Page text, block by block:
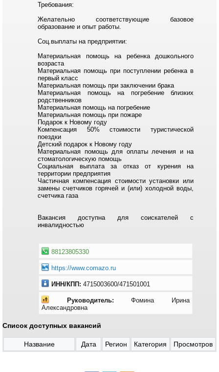
Требования:
Желательно соответствующие базовое
образование и опыт работы.
Соц.выплаты на предприятии:
Материальная помощь на ребенка дошкольного
возраста
Материальная помощь при поступлении ребенка в
первый класс
Материальная помощь при заключении брака
Материальная помощь на погребение близких
родственников
Материальная помощь на погребение
Материальная помощь при пожаре
Подарок к Новому году
Компенсация 50% стоимости туристической
поездки
Детский подарок к Новому году
Материальная помощь для оплаты лечения и на
стоматологическую помощь
Социальная выплата за отказ от курения на
территории предприятия
Частичная компенсация стоимости установки или
замены счетчиков горячей и (или) холодной воды,
счетчика газа
Вакансия доступна для соискателей с
инвалидностью
88123805330
https://www.comazo.ru
ИНН/КПП: 4715003600/471501001
Руководитель: Фомина Ирина
Александровна
Список доступных вакансий
Название Дата Регион Категория Просмотров